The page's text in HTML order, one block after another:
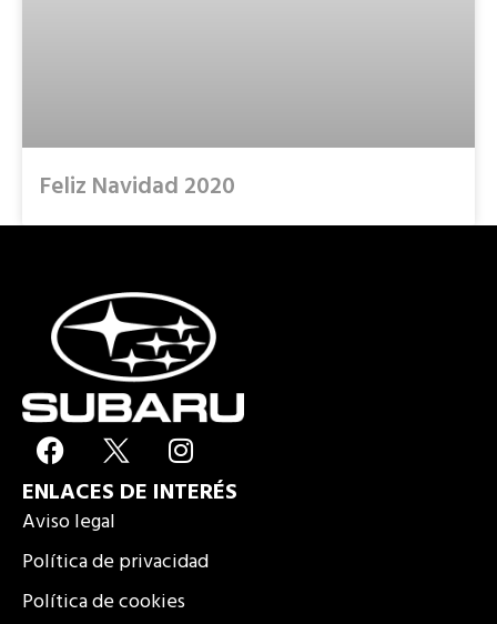
Feliz Navidad 2020
F
a
c
e
b
o
o
I
n
s
a
g
r
ENLACES DE INTERÉS
Aviso legal
Política de privacidad
Política de cookies